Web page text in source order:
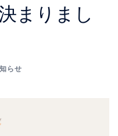
まりまし
らせ